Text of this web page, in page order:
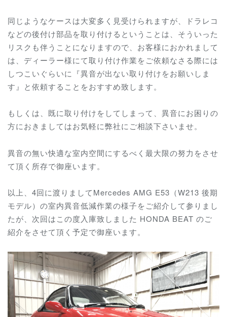
同じようなケースは大変多く見受けられますが、ドラレコ
などの後付け部品を取り付けるということは、そういった
リスクも伴うことになりますので、お客様におかれまして
は、ディーラー様にて取り付け作業をご依頼なさる際には
しつこいぐらいに『異音が出ない取り付けをお願いしま
す』と依頼することをおすすめ致します。
もしくは、既に取り付けをしてしまって、異音にお困りの
方におきましてはお気軽に弊社にご相談下さいませ。
異音の無い快適な室内空間にするべく最大限の努力をさせ
て頂く所存で御座います。
以上、4回に渡りましてMercedes AMG E53（W213 後期
モデル）の室内異音低減作業の様子をご紹介して参りまし
たが、次回はこの度入庫致しました HONDA BEAT のご
紹介をさせて頂く予定で御座います。